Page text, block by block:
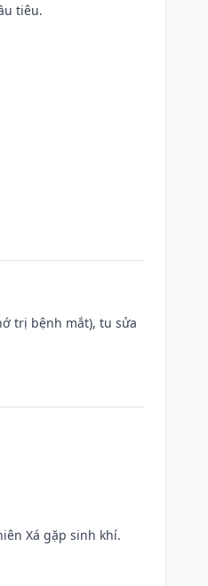
tiêu.
trị bệnh mắt), tu sửa
Xá gặp sinh khí.